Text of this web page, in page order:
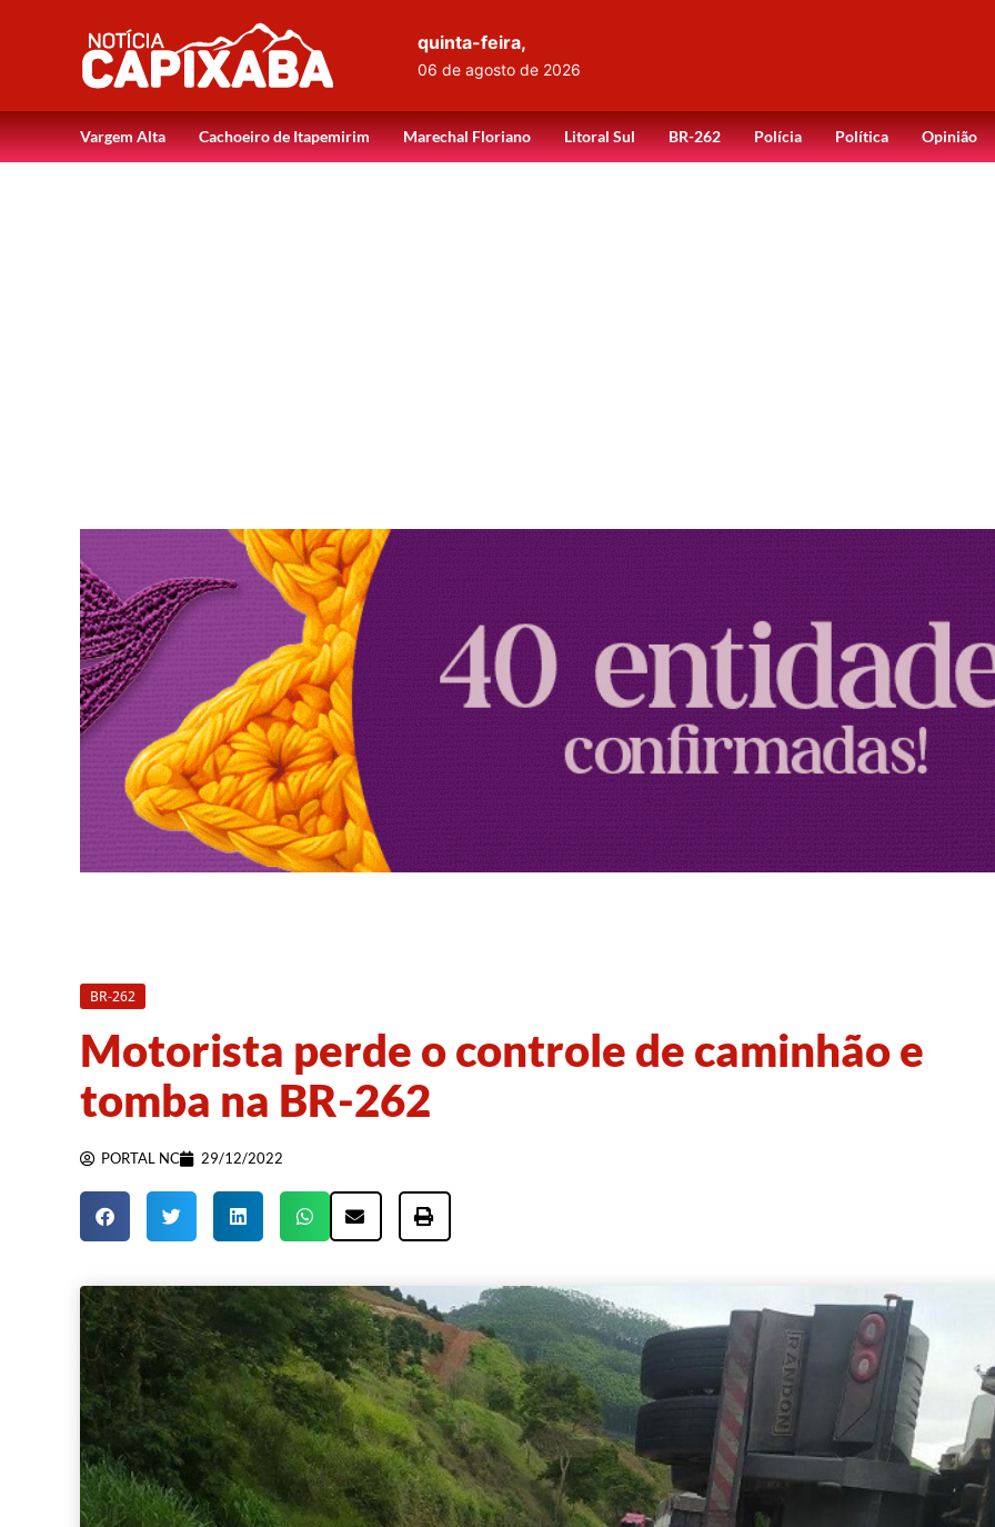
quinta-feira,
06 de agosto de 2026
Vargem Alta Cachoeiro de Itapemirim Marechal Floriano Litoral Sul BR-262 Polícia Política Opinião
BR-262
Motorista perde o controle de caminhão e
tomba na BR-262
PORTAL NC 29/12/2022